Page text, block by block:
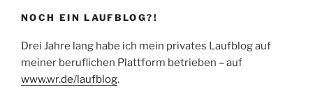
NOCH EIN LAUFBLOG?!
Drei Jahre lang habe ich mein privates Laufblog auf
meiner beruflichen Plattform betrieben – auf
www.wr.de/laufblog.